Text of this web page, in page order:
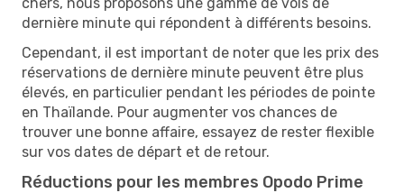
dernière minute qui répondent à différents besoins.
Cependant, il est important de noter que les prix des
réservations de dernière minute peuvent être plus
élevés, en particulier pendant les périodes de pointe
en Thaïlande. Pour augmenter vos chances de
trouver une bonne affaire, essayez de rester flexible
sur vos dates de départ et de retour.
Réductions pour les membres Opodo Prime